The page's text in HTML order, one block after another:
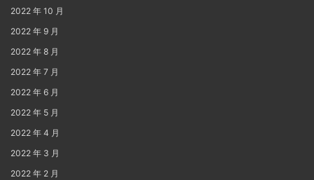
2022 年 10 月
2022 年 9 月
2022 年 8 月
2022 年 7 月
2022 年 6 月
2022 年 5 月
2022 年 4 月
2022 年 3 月
2022 年 2 月